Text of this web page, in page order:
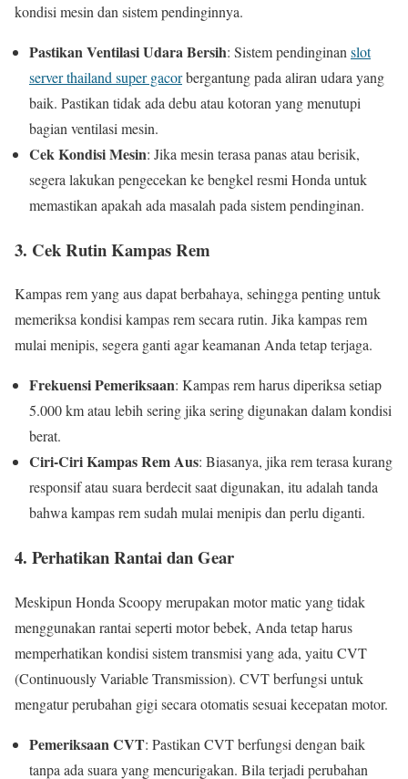
kondisi mesin dan sistem pendinginnya.
Pastikan Ventilasi Udara Bersih: Sistem pendinginan slot
server thailand super gacorbergantung pada aliran udara yang
baik. Pastikan tidak ada debu atau kotoran yang menutupi
bagian ventilasi mesin.
Cek Kondisi Mesin: Jika mesin terasa panas atau berisik,
segera lakukan pengecekan ke bengkel resmi Honda untuk
memastikan apakah ada masalah pada sistem pendinginan.
3. Cek Rutin Kampas Rem
Kampas rem yang aus dapat berbahaya, sehingga penting untuk
memeriksa kondisi kampas rem secara rutin. Jika kampas rem
mulai menipis, segera ganti agar keamanan Anda tetap terjaga.
Frekuensi Pemeriksaan: Kampas rem harus diperiksa setiap
5.000 km atau lebih sering jika sering digunakan dalam kondisi
berat.
Ciri-Ciri Kampas Rem Aus: Biasanya, jika rem terasa kurang
responsif atau suara berdecit saat digunakan, itu adalah tanda
bahwa kampas rem sudah mulai menipis dan perlu diganti.
4. Perhatikan Rantai dan Gear
Meskipun Honda Scoopy merupakan motor matic yang tidak
menggunakan rantai seperti motor bebek, Anda tetap harus
memperhatikan kondisi sistem transmisi yang ada, yaitu CVT
(Continuously Variable Transmission). CVT berfungsi untuk
mengatur perubahan gigi secara otomatis sesuai kecepatan motor.
Pemeriksaan CVT: Pastikan CVT berfungsi dengan baik
tanpa ada suara yang mencurigakan. Bila terjadi perubahan